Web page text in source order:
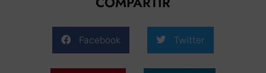
Facebook Twitter